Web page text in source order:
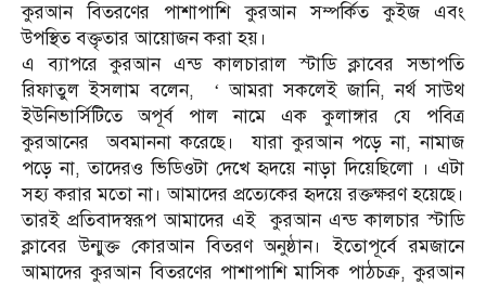
কুরআন বিতরণের পাশাপাশি কুরআন সম্পর্কিত কুইজ এবং
উপস্থিত বক্তৃতার আয়োজন করা হয়।
এ ব্যাপরে কুরআন এন্ড কালচারাল স্টাডি ক্লাবের সভাপতি
রিফাতুল ইসলাম বলেন, ‘ আমরা সকলেই জানি, নর্থ সাউথ
ইউনিভার্সিটিতে অপূর্ব পাল নামে এক কুলাঙ্গার যে পবিত্র
কুরআনের অবমাননা করেছে। যারা কুরআন পড়ে না, নামাজ
পড়ে না, তাদেরও ভিডিওটা দেখে হৃদয়ে নাড়া দিয়েছিলো । এটা
সহ্য করার মতো না। আমাদের প্রত্যেকের হৃদয়ে রক্তক্ষরণ হয়েছে।
তারই প্রতিবাদস্বরূপ আমাদের এই কুরআন এন্ড কালচার স্টাডি
ক্লাবের উন্মুক্ত কোরআন বিতরণ অনুষ্ঠান। ইতোপূর্বে রমজানে
আমাদের কুরআন বিতরণের পাশাপাশি মাসিক পাঠচক্র, কুরআন